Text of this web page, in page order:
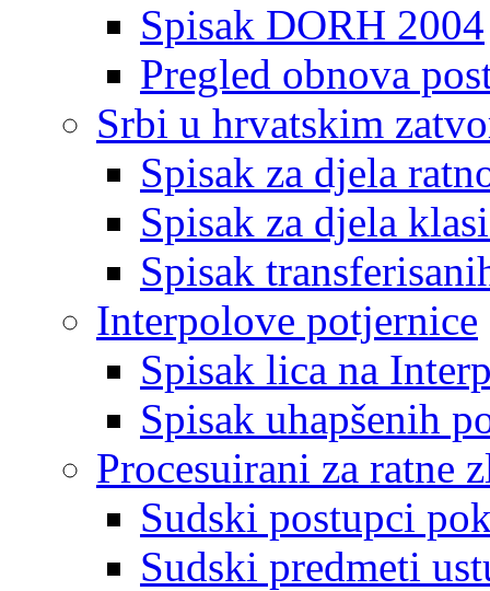
Spisak DORH 2004
Pregled obnova
Srbi u hrvatskim
Spisak za djela
Spisak za djela
Spisak
Interpolove potjernice
Spisak lica na
Spisak uhapšenih
Procesuirani za ratne
Sudski postupci
Sudski predmeti